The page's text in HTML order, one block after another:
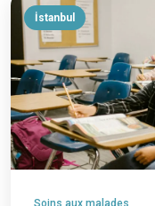
İstanbul
Soins aux malades